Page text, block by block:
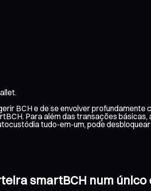
BCH e de se envolver
Para além das transações
tudo-em-um, pode
smartBCH num